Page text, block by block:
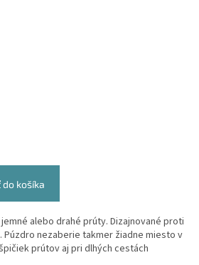
do košíka
alebo drahé prúty. Dizajnované proti
nezaberie takmer žiadne miesto v
prútov aj pri dlhých cestách